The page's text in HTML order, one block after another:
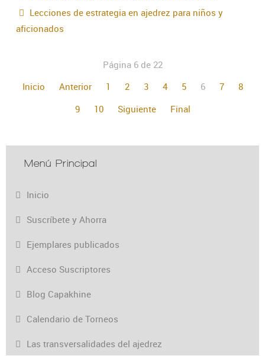
Lecciones de estrategia en ajedrez para niños y
aficionados
Página 6 de 22
Inicio
Anterior 1 2 3 4 5 6 7
8
9
10 Siguiente Final
Menú Principal
Inicio
Suscríbete y Ahorra
Ejemplares publicados
Acceso Suscriptores
Blog Capakhine
Calendario de Torneos
Las transversalidades del ajedrez